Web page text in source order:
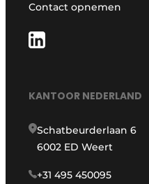
Contact opnemen
KANTOOR NEDERLAND
Schatbeurderlaan 6
6002 ED Weert
+31 495 450095